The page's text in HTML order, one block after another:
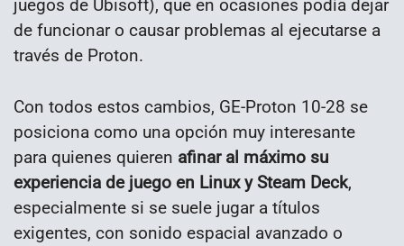
juegos de Ubisoft), que en ocasiones podía dejar
de funcionar o causar problemas al ejecutarse a
través de Proton.
Con todos estos cambios, GE-Proton 10-28 se
posiciona como una opción muy interesante
para quienes quieren afinar al máximo su
experiencia de juego en Linux y Steam Deck,
especialmente si se suele jugar a títulos
exigentes, con sonido espacial avanzado o